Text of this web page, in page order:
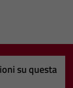
su questa